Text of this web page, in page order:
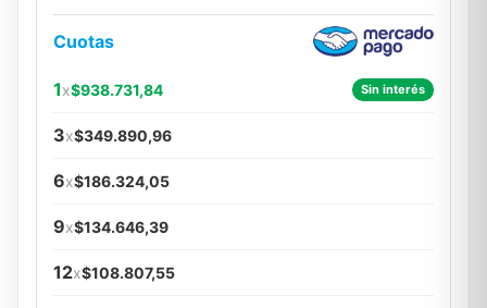
Cuotas
1x$938.731,84 Sin interés
3x$349.890,96
6x$186.324,05
9x$134.646,39
12x$108.807,55